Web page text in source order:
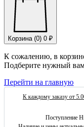
Корзина (0) 0 ₽
К сожалению, в
Подберите нужный вам
Перейти на главную
К каждому заказу от
Поступление